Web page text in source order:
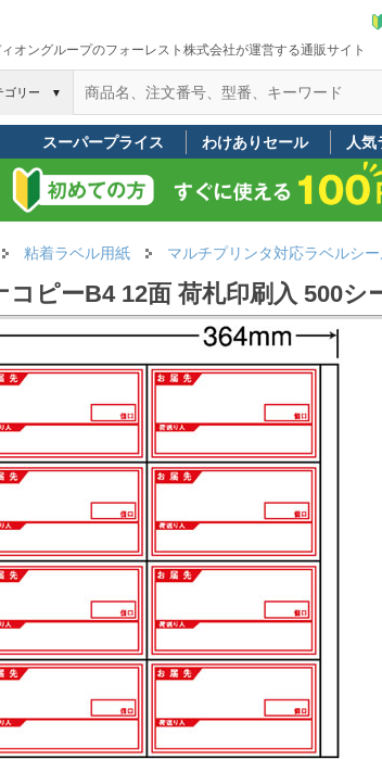
オングループのフォーレスト株式会社が運営する通販サイト
ゴリー ▼
スーパープライス わけありセール 人
粘着ラベル用紙 マルチプリンタ対応ラベルシ
ピーB4 12面 荷札印刷入 500シ